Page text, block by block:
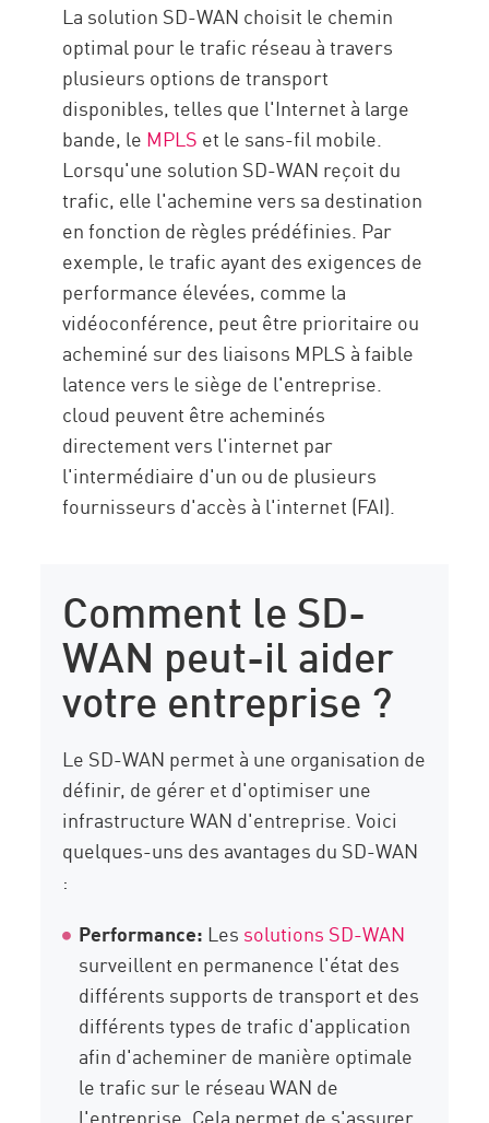
La solution SD-WAN choisit le chemin
optimal pour le trafic réseau à travers
plusieurs options de transport
disponibles, telles que l'Internet à large
bande, le MPLS et le sans-fil mobile.
Lorsqu'une solution SD-WAN reçoit du
trafic, elle l'achemine vers sa destination
en fonction de règles prédéfinies. Par
exemple, le trafic ayant des exigences de
performance élevées, comme la
vidéoconférence, peut être prioritaire ou
acheminé sur des liaisons MPLS à faible
latence vers le siège de l'entreprise.
cloud peuvent être acheminés
directement vers l'internet par
l'intermédiaire d'un ou de plusieurs
fournisseurs d'accès à l'internet (FAI).
Comment le SD-
WAN peut-il aider
votre entreprise ?
Le SD-WAN permet à une organisation de
définir, de gérer et d'optimiser une
infrastructure WAN d'entreprise. Voici
quelques-uns des avantages du SD-WAN
:
Performance: Les solutions SD-WAN
surveillent en permanence l'état des
différents supports de transport et des
différents types de trafic d'application
afin d'acheminer de manière optimale
le trafic sur le réseau WAN de
l'entreprise. Cela permet de s'assurer